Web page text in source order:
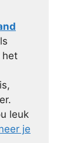
het
leuk
je